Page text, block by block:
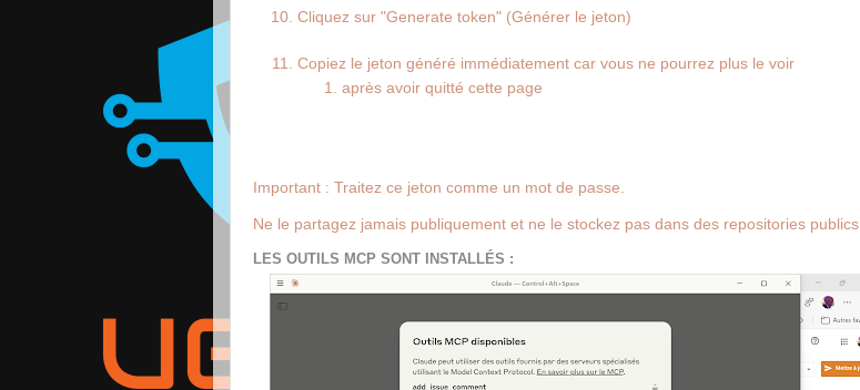
Cliquez sur "Generate token" (Générer le jeton)
Copiez le jeton généré immédiatement car vous ne pourrez plus le voir
après avoir quitté cette page
Important : Traitez ce jeton comme un mot de passe.
Ne le partagez jamais publiquement et ne le stockez pas dans des repositories publics.
LES OUTILS MCP SONT INSTALLÉS :